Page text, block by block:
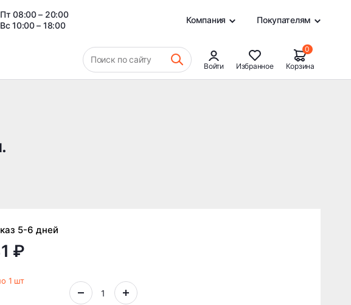
08:00 – 20:00
10:00 – 18:00
Компания Покупателям
резины
Поиск по сайту
Войти Избранное
0
Корзина
5-6 дней
₽
1 шт